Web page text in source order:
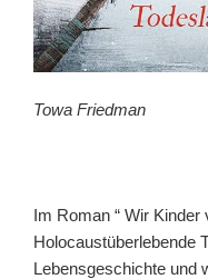
Towa Friedman
Im Roman “ Wir Kinder
Holocaustüberlebende
Lebensgeschichte und